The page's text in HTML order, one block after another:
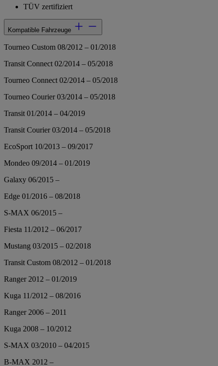
TÜV zertifiziert
Kompatible Fahrzeuge
Tourneo Custom 08/2012 – 01/2018
Transit Connect 02/2014 – 05/2018
Tourneo Connect 02/2014 – 05/2018
Tourneo Courier 03/2014 – 05/2018
Transit 01/2014 – 04/2019
Transit Courier 03/2014 – 05/2018
EcoSport 10/2013 – 09/2017
Mondeo 09/2014 – 01/2019
Galaxy 06/2015 –
Edge 01/2016 – 08/2018
S-MAX 06/2015 –
Fiesta 11/2012 – 06/2017
Mustang 03/2015 – 02/2018
Transit Custom 08/2012 – 01/2018
Ranger 2012 – 01/2019
Kuga 11/2012 – 08/2016
Ranger 2006 – 2011
Kuga 2008 – 10/2012
S-MAX 03/2010 – 04/2015
B-MAX 2012 –